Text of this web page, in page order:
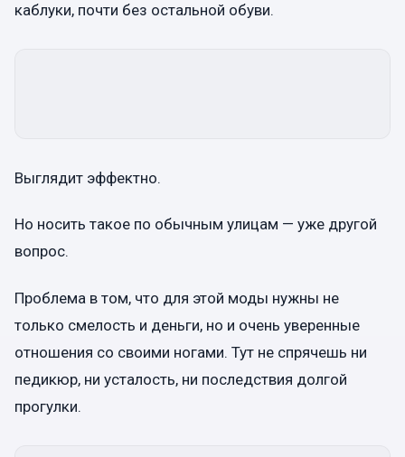
каблуки, почти без остальной обуви.
Выглядит эффектно.
Но носить такое по обычным улицам — уже другой
вопрос.
Проблема в том, что для этой моды нужны не
только смелость и деньги, но и очень уверенные
отношения со своими ногами. Тут не спрячешь ни
педикюр, ни усталость, ни последствия долгой
прогулки.